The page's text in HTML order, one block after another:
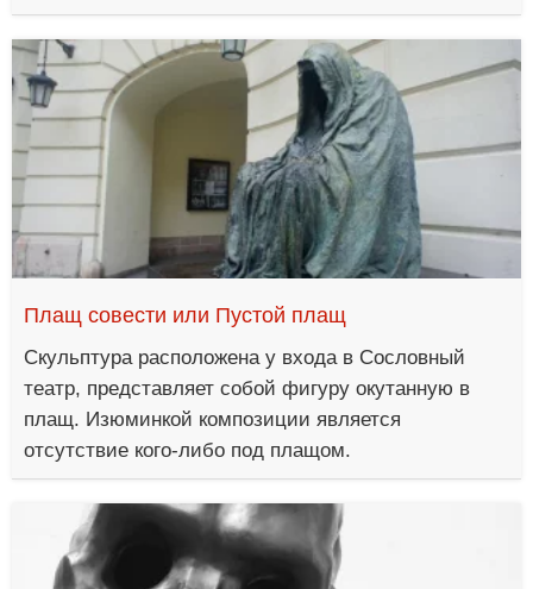
Плащ совести или Пустой плащ
Скульптура расположена у входа в Сословный
театр, представляет собой фигуру окутанную в
плащ. Изюминкой композиции является
отсутствие кого-либо под плащом.